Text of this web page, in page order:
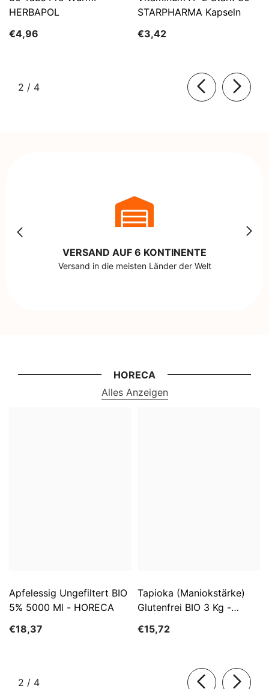
HERBAPOL
€4,96
STARPHARMA Kapseln
€3,42
2 / von
4
VERSAND AUF 6 KONTINENTE
Versand in die meisten Länder der Welt
HORECA
Alles Anzeigen
Apfelessig Ungefiltert BIO
5% 5000 Ml - HORECA
€18,37
Tapioka (Maniokstärke)
Glutenfrei BIO 3 Kg -
€15,72
2 / von
4